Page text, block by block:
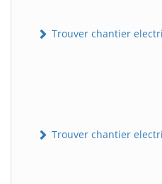
Trouver chantier
Trouver chantier